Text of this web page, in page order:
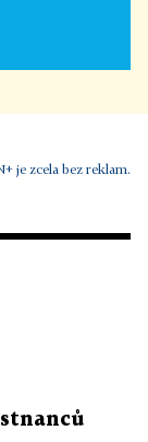
je zcela bez reklam.